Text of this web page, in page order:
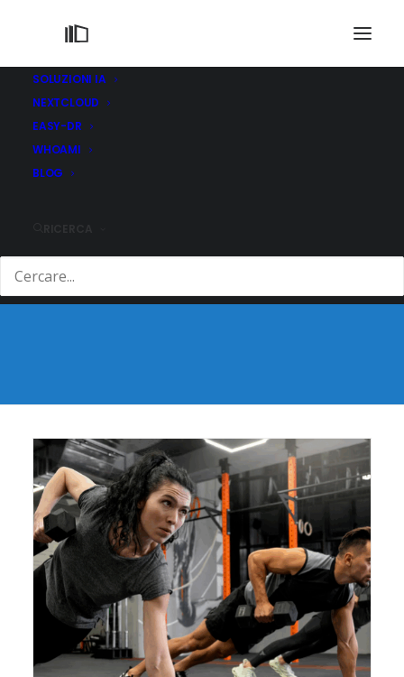
SOLUZIONI IA
NEXTCLOUD
EASY-DR
WHOAMI
BLOG
POPULARITY OVER THE PAST FEW YEARS